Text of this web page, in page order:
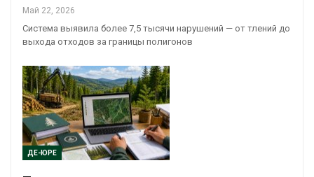
Май 22, 2026
Система выявила более 7,5 тысячи нарушений — от тлений до
выхода отходов за границы полигонов
ДЕ-ЮРЕ